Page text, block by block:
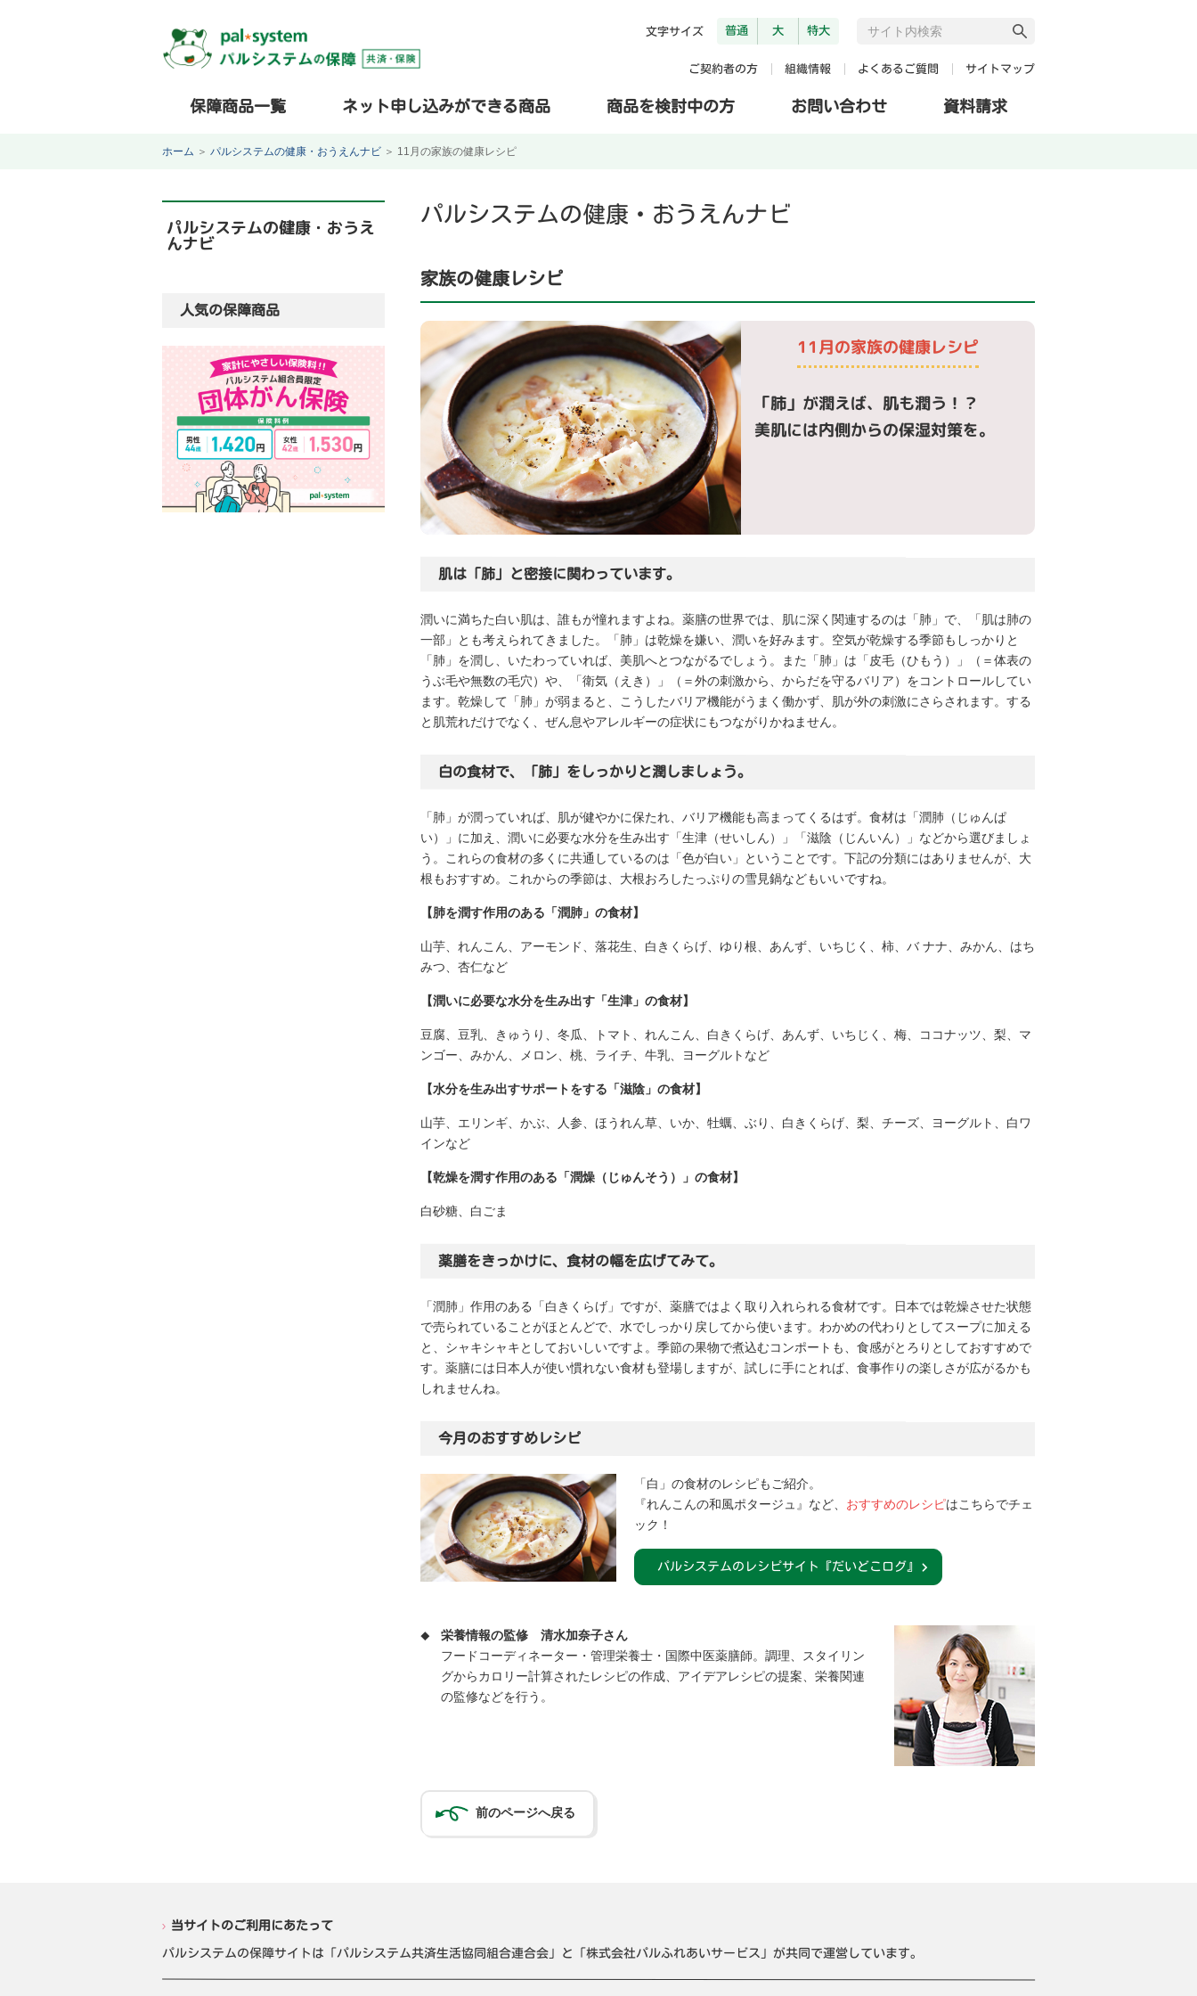
文字サイズ 普通 大 特大
ご契約者の方 組織情報 よくあるご質問 サイトマップ
保障商品一覧 ネット申し込みができる商品 商品を検討中の方 お問い合わせ 資料請求
ホーム ＞ パルシステムの健康・おうえんナビ ＞ 11月の家族の健康レシピ
パルシステムの健康・おうえんナビ
家族の健康レシピ
11月の家族の健康レシピ
「肺」が潤えば、肌も潤う！？
美肌には内側からの保湿対策を。
肌は「肺」と密接に関わっています。
潤いに満ちた白い肌は、誰もが憧れますよね。薬膳の世界では、肌に深く関連するのは「肺」で、「肌は肺の
一部」とも考えられてきました。「肺」は乾燥を嫌い、潤いを好みます。空気が乾燥する季節もしっかりと
「肺」を潤し、いたわっていれば、美肌へとつながるでしょう。また「肺」は「皮毛（ひもう）」（＝体表の
うぶ毛や無数の毛穴）や、「衛気（えき）」（＝外の刺激から、からだを守るバリア）をコントロールしてい
ます。乾燥して「肺」が弱まると、こうしたバリア機能がうまく働かず、肌が外の刺激にさらされます。する
と肌荒れだけでなく、ぜん息やアレルギーの症状にもつながりかねません。
白の食材で、「肺」をしっかりと潤しましょう。
「肺」が潤っていれば、肌が健やかに保たれ、バリア機能も高まってくるはず。食材は「潤肺（じゅんぱ
い）」に加え、潤いに必要な水分を生み出す「生津（せいしん）」「滋陰（じんいん）」などから選びましょ
う。これらの食材の多くに共通しているのは「色が白い」ということです。下記の分類にはありませんが、大
根もおすすめ。これからの季節は、大根おろしたっぷりの雪見鍋などもいいですね。
【肺を潤す作用のある「潤肺」の食材】
山芋、れんこん、アーモンド、落花生、白きくらげ、ゆり根、あんず、いちじく、柿、バ ナナ、みかん、はち
みつ、杏仁など
【潤いに必要な水分を生み出す「生津」の食材】
豆腐、豆乳、きゅうり、冬瓜、トマト、れんこん、白きくらげ、あんず、いちじく、梅、ココナッツ、梨、マ
ンゴー、みかん、メロン、桃、ライチ、牛乳、ヨーグルトなど
【水分を生み出すサポートをする「滋陰」の食材】
山芋、エリンギ、かぶ、人参、ほうれん草、いか、牡蠣、ぶり、白きくらげ、梨、チーズ、ヨーグルト、白ワ
インなど
【乾燥を潤す作用のある「潤燥（じゅんそう）」の食材】
白砂糖、白ごま
薬膳をきっかけに、食材の幅を広げてみて。
「潤肺」作用のある「白きくらげ」ですが、薬膳ではよく取り入れられる食材です。日本では乾燥させた状態
で売られていることがほとんどで、水でしっかり戻してから使います。わかめの代わりとしてスープに加える
と、シャキシャキとしておいしいですよ。季節の果物で煮込むコンポートも、食感がとろりとしておすすめで
す。薬膳には日本人が使い慣れない食材も登場しますが、試しに手にとれば、食事作りの楽しさが広がるかも
しれませんね。
今月のおすすめレシピ
「白」の食材のレシピもご紹介。
『れんこんの和風ポタージュ』など、 おすすめのレシピはこちらでチェ
ック！
パルシステムのレシピサイト『だいどこログ』
栄養情報の監修 清水加奈子さん
フードコーディネーター・管理栄養士・国際中医薬膳師。調理、スタイリン
グからカロリー計算されたレシピの作成、アイデアレシピの提案、栄養関連
の監修などを行う。
前のページへ戻る
パルシステムの健康・おうえ
んナビ
人気の保障商品
当サイトのご利用にあたって
パルシステムの保障サイトは「パルシステム共済生活協同組合連合会」と「株式会社パルふれあいサービス」が共同で運営しています。